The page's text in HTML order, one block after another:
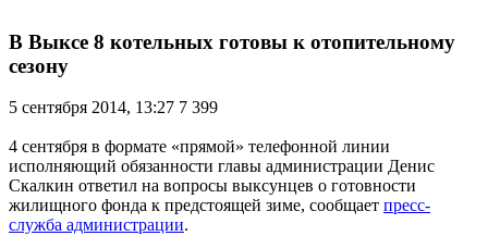
В Выксе 8 котельных готовы к отопительному
сезону
5 сентября 2014, 13:27 7 399
4 сентября в формате «прямой» телефонной линии
исполняющий обязанности главы администрации Денис
Скалкин ответил на вопросы выксунцев о готовности
жилищного фонда к предстоящей зиме, сообщает пресс-
служба администрации.